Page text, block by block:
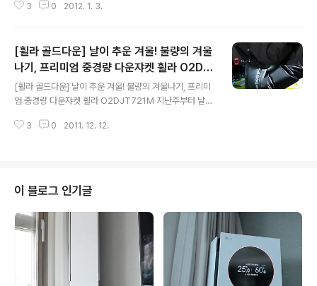
버스정류장이나 길을 걸으면서 발이 시려운적은 없었나
니다. 이런분들에게 기능성 방한화 하나를 소개해드릴까
하는데요. 이번에 소개해드릴 제품은 추운 겨울, 발을 따뜻
하게 눈길이나 얼음길에서 미끌리지 않도록 J-STEP이 적
용된 휠라 스포츠의 여성용 방한화입니다. 어머니가 평소
240mm의 신발을 신어서, 240mm로 신청을 했었는데
요. 막상 제품을 받고보니, 겨울의 경우 다소 두꺼운 양말을
3 0 2012. 1. 3.
[휠라 골드다운] 날이 추운 겨울! 불량의 겨울
나기, 프리미엄 중경량 다운쟈켓 휠라 O2DJ
T721M
[휠라 골드다운] 날이 추운 겨울! 불량의 겨울나기, 프리미
엄 중경량 다운쟈켓 휠라 O2DJT721M 지난주부터 날씨
같습니다. 올해는 휠라 스마트 블로거로 활동하면서 휠라
바람이 많이 불기 때문에 실제 체감온도는 더 낮은데요. 이
번에 소개해드릴 프리미엄 중경량 다운쟈켓 휠라 O2DJT
721M은 두툼하지만 가벼운, 엉덩이를 살짝 덮는 길이의
프리미엄 골드다운 쟈켓입니다. 전체적으로 푹신푹신한 거
위/오리털이 꽉 차게 들어있는데요. 팔과 가슴, 목쪽으로 바
람이 들어오지 않도록 설계..
3 0 2011. 12. 12.
이 블로그 인기글